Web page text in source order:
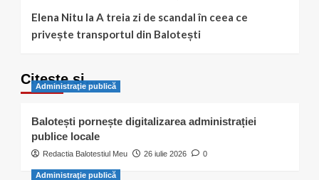
Elena Nitu la A treia zi de scandal în ceea ce
privește transportul din Balotești
Citește și…
Administraţie publică
Balotești pornește digitalizarea administrației
publice locale
Redactia Balotestiul Meu 26 iulie 2026 0
Administraţie publică